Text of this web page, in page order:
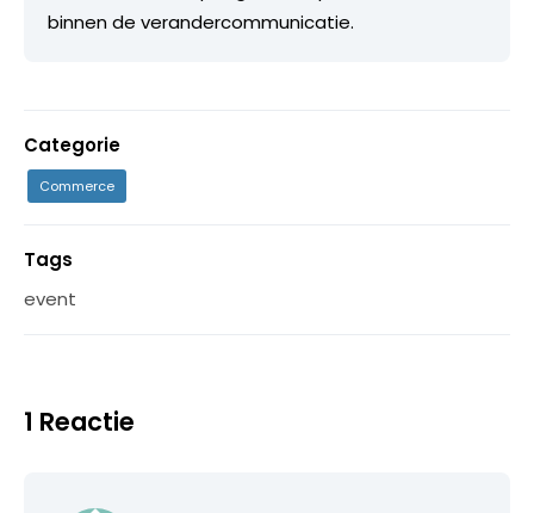
binnen de verandercommunicatie.
Categorie
Commerce
Tags
event
1 Reactie